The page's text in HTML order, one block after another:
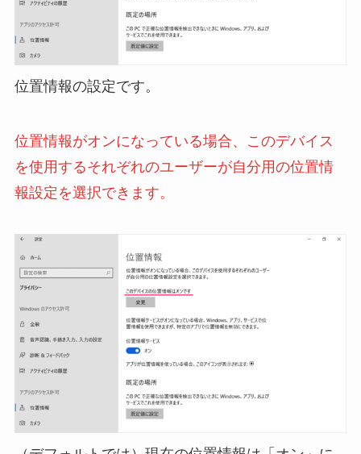
位置情報の設定です。
位置情報がオンになっている場合、このデバイス
を使用するそれぞれのユーザーが自分用の位置情
報設定を選択できます。